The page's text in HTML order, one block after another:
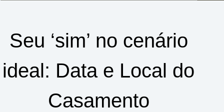
Seu ‘sim’ no cenário
ideal: Data e Local do
Casamento